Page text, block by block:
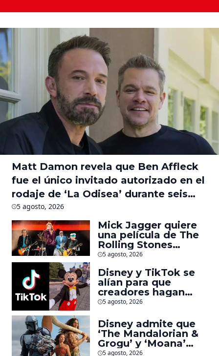
Matt Damon revela que Ben Affleck
fue el único invitado autorizado en el
rodaje de ‘La Odisea’ durante seis
meses
5 agosto, 2026
Mick Jagger quiere
una película de The
Rolling Stones
inspirado por los
Beatles
5 agosto, 2026
Disney y TikTok se
alían para que
creadores hagan
videos con
Marvel, Pixar y ‘Star
Wars’
5 agosto, 2026
Disney admite que
‘The Mandalorian &
Grogu’ y ‘Moana’
fueron decepciones
5 agosto, 2026